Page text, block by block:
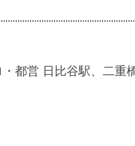
都営 日比谷駅、二重